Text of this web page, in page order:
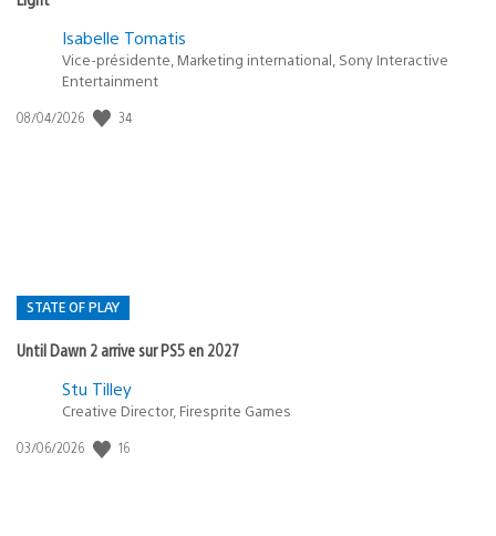
Isabelle Tomatis
Vice-présidente, Marketing international, Sony Interactive
Entertainment
Date
08/04/2026 34
STATE OF PLAY
Until Dawn 2 arrive sur PS5 en 2027
Postée
:
Stu Tilley
Creative Director, Firesprite Games
Date
03/06/2026 16